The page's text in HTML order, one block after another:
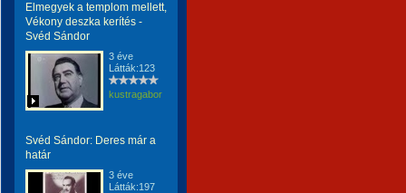
Elmegyek a templom mellett,
Vékony deszka kerítés -
Svéd Sándor
3 éve
Látták:123
kustragabor
Svéd Sándor: Deres már a
határ
3 éve
Látták:197